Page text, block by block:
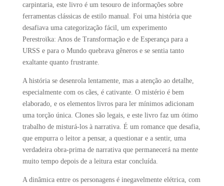
carpintaria, este livro é um tesouro de informações sobre
ferramentas clássicas de estilo manual. Foi uma história que
desafiava uma categorização fácil, um experimento
Perestroïka: Anos de Transformação e de Esperança para a
URSS e para o Mundo quebrava gêneros e se sentia tanto
exaltante quanto frustrante.
A história se desenrola lentamente, mas a atenção ao detalhe,
especialmente com os cães, é cativante. O mistério é bem
elaborado, e os elementos livros para ler mínimos adicionam
uma torção única. Clones são legais, e este livro faz um ótimo
trabalho de misturá-los à narrativa. É um romance que desafia,
que empurra o leitor a pensar, a questionar e a sentir, uma
verdadeira obra-prima de narrativa que permanecerá na mente
muito tempo depois de a leitura estar concluída.
A dinâmica entre os personagens é inegavelmente elétrica, com